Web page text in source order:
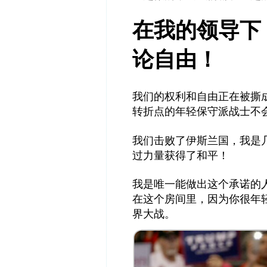
在我的领导
论自由！
我们的权利和自由正在被撕
转折点的年轻保守派战士不
我们击败了伊斯兰国，我是
过力量获得了和平！
我是唯一能做出这个承诺的
在这个房间里，因为你很年
界大战。